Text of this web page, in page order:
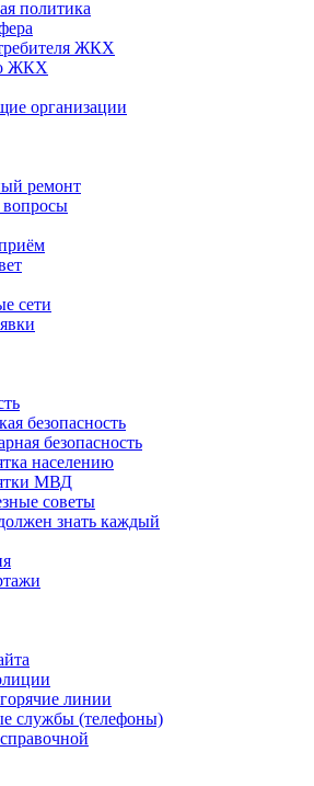
политика
ЖКХ
ЖКХ
организации
ремонт
сети
безопасность
безопасность
населению
МВД
советы
знать каждый
линии
службы (телефоны)